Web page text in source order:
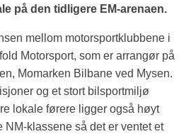
på den tidligere EM-arenaen.
mellom motorsportklubbene i
Motorsport, som er arrangør på
Momarken Bilbane ved Mysen.
og et stort bilsportmiljø
lokale førere ligger også høyt
NM-klassene så det er ventet et